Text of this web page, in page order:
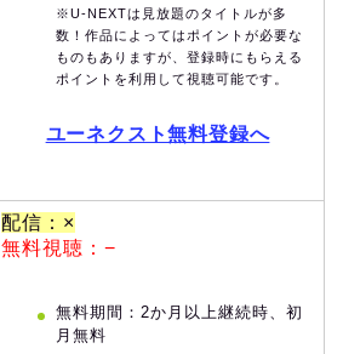
※U-NEXTは見放題のタイトルが多
数！作品によってはポイントが必要な
ものもありますが、登録時にもらえる
ポイントを利用して視聴可能です。
ユーネクスト無料登録へ
配信：×
無料視聴：−
無料期間：2か月以上継続時、初
月無料